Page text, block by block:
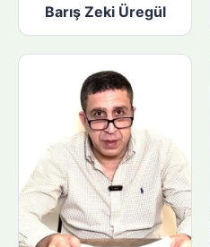
Barış Zeki Üregül